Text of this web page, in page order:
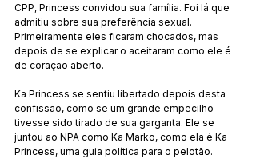
CPP, Princess convidou sua família. Foi lá que
admitiu sobre sua preferência sexual.
Primeiramente eles ficaram chocados, mas
depois de se explicar o aceitaram como ele é
de coração aberto.
Ka Princess se sentiu libertado depois desta
confissão, como se um grande empecilho
tivesse sido tirado de sua garganta. Ele se
juntou ao NPA como Ka Marko, como ela é Ka
Princess, uma guia política para o pelotão.